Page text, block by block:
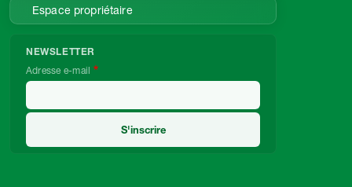
Espace propriétaire
NEWSLETTER
Adresse e-mail